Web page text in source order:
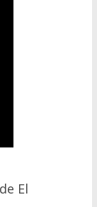
El